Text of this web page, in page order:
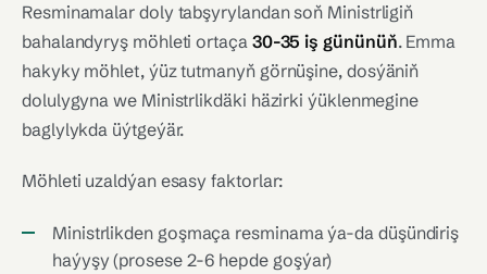
Resminamalar doly tabşyrylandan soň Ministrligiň
bahalandyryş möhleti ortaça 30-35 iş gününüň. Emma
hakyky möhlet, ýüz tutmanyň görnüşine, dosýäniň
dolulygyna we Ministrlikdäki häzirki ýüklenmegine
baglylykda üýtgeýär.
Möhleti uzaldýan esasy faktorlar:
Ministrlikden goşmaça resminama ýa-da düşündiriş
haýyşy (prosese 2-6 hepde goşýar)